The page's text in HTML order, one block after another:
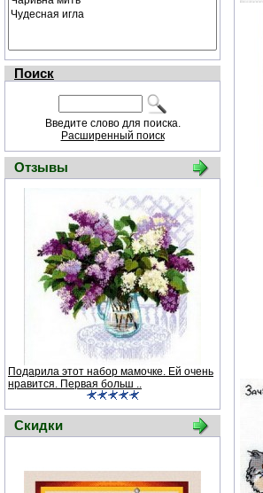
Поиск
Введите слово для поиска.
Расширенный поиск
Отзывы
Подарила этот набор мамочке. Ей очень
нравится. Первая больш ..
Скидки